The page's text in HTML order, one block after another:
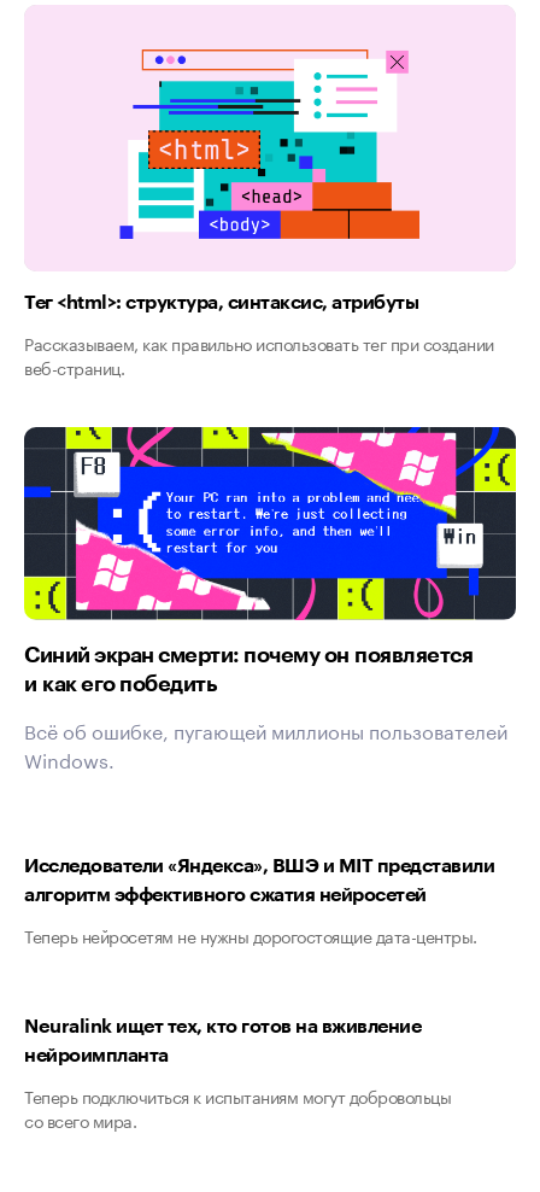
Тег <​html​>: структура, синтаксис, атрибуты
Рассказываем, как правильно использовать тег при создании
веб-страниц.
Синий экран смерти: почему он появляется
и как его победить
Всё об ошибке, пугающей миллионы пользователей
Windows.
Исследователи «Яндекса», ВШЭ и MIT представили
алгоритм эффективного сжатия нейросетей
Теперь нейросетям не нужны дорогостоящие дата-центры.
Neuralink ищет тех, кто готов на вживление
нейроимпланта
Теперь подключиться к испытаниям могут добровольцы
со всего мира.